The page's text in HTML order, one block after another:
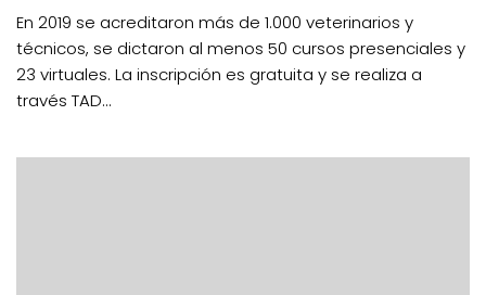
En 2019 se acreditaron más de 1.000 veterinarios y
técnicos, se dictaron al menos 50 cursos presenciales y
23 virtuales. La inscripción es gratuita y se realiza a
través TAD...